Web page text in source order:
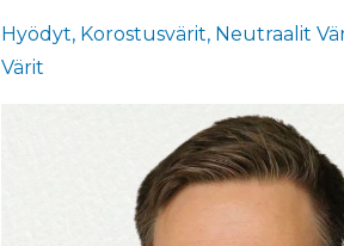
Hyödyt Korostusvärit Neutraalit
Värit